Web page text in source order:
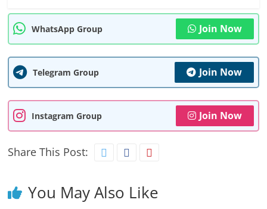
WhatsApp Group Join Now
Telegram Group Join Now
Instagram Group Join Now
Share This Post:
You May Also Like